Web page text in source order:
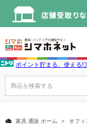
ポイント貯まる、使える
商品を検索する
家具 通販 ホーム オフィ